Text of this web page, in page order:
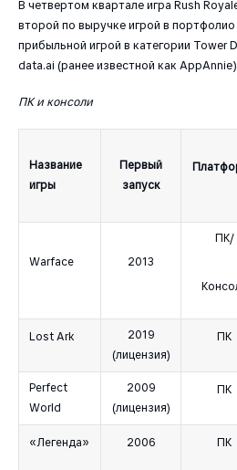
В четвертом квартале игра Rush
второй по выручке игрой в портфолио
прибыльной игрой в категории Tower
data.ai (ранее известной как
ПК и консоли
Название
игры
Первый
запуск
Warface 2013
ПК/
Lost Ark
2019
(лицензия)
ПК
Perfect
World
2009
(лицензия)
ПК
«Легенда» 2006 ПК